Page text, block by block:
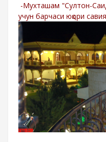
-Мухташам "Султон-
учун барчаси юқори